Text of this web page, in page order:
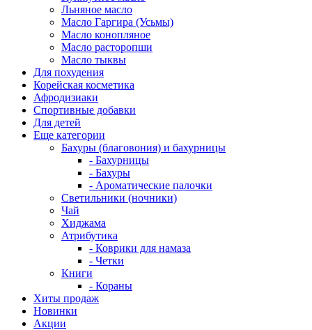
Льняное масло
Масло Гаргира (Усьмы)
Масло конопляное
Масло расторопши
Масло тыквы
Для похудения
Корейская косметика
Афродизиаки
Спортивные добавки
Для детей
Еще категории
Бахуры (благовония) и бахурницы
- Бахурницы
- Бахуры
- Ароматические палочки
Светильники (ночники)
Чай
Хиджама
Атрибутика
- Коврики для намаза
- Четки
Книги
- Кораны
Хиты продаж
Новинки
Акции